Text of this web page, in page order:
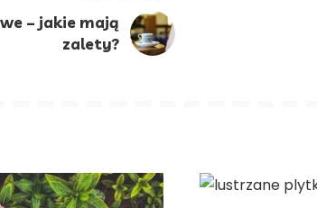
– jakie mają
zalety?